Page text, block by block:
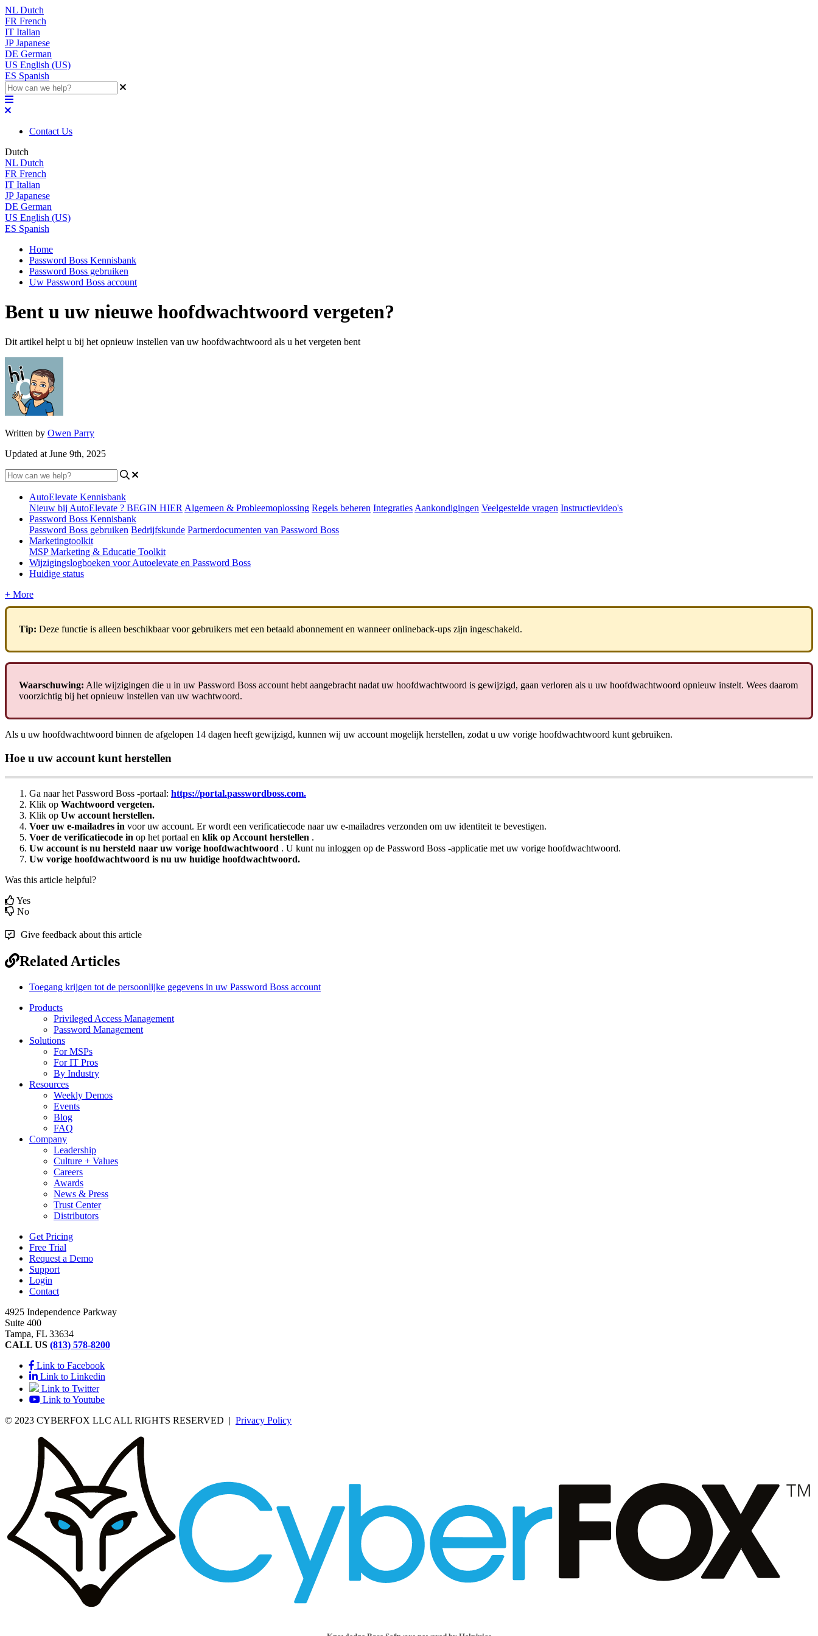
NL Dutch
FR French
IT Italian
JP Japanese
DE German
US English (US)
ES Spanish
Contact Us
Dutch
NL Dutch
FR French
IT Italian
JP Japanese
DE German
US English (US)
ES Spanish
Home
Password Boss Kennisbank
Password Boss gebruiken
Uw Password Boss account
Bent u uw nieuwe hoofdwachtwoord vergeten?
Dit artikel helpt u bij het opnieuw instellen van uw hoofdwachtwoord als u het vergeten bent
Written by Owen Parry
Updated at June 9th, 2025
AutoElevate Kennisbank
Nieuw bij AutoElevate ? BEGIN HIER Algemeen & Probleemoplossing Regels beheren Integraties Aankondigingen Veelgestelde vragen Instructievideo's
Password Boss Kennisbank
Password Boss gebruiken Bedrijfskunde Partnerdocumenten van Password Boss
Marketingtoolkit
MSP Marketing & Educatie Toolkit
Wijzigingslogboeken voor Autoelevate en Password Boss
Huidige status
+ More
Tip: Deze functie is alleen beschikbaar voor gebruikers met een betaald abonnement en wanneer onlineback-ups zijn ingeschakeld.
Waarschuwing: Alle wijzigingen die u in uw Password Boss account hebt aangebracht nadat uw hoofdwachtwoord is gewijzigd, gaan verloren als u uw hoofdwachtwoord opnieuw instelt. Wees daarom
voorzichtig bij het opnieuw instellen van uw wachtwoord.
Als u uw hoofdwachtwoord binnen de afgelopen 14 dagen heeft gewijzigd, kunnen wij uw account mogelijk herstellen, zodat u uw vorige hoofdwachtwoord kunt gebruiken.
Hoe u uw account kunt herstellen
Ga naar het Password Boss -portaal: https://portal.passwordboss.com.
Klik op Wachtwoord vergeten.
Klik op Uw account herstellen.
Voer uw e-mailadres in voor uw account. Er wordt een verificatiecode naar uw e-mailadres verzonden om uw identiteit te bevestigen.
Voer de verificatiecode in op het portaal en klik op Account herstellen .
Uw account is nu hersteld naar uw vorige hoofdwachtwoord . U kunt nu inloggen op de Password Boss -applicatie met uw vorige hoofdwachtwoord.
Uw vorige hoofdwachtwoord is nu uw huidige hoofdwachtwoord.
Was this article helpful?
Yes
No
Give feedback about this article
Related Articles
Toegang krijgen tot de persoonlijke gegevens in uw Password Boss account
Products
Privileged Access Management
Password Management
Solutions
For MSPs
For IT Pros
By Industry
Resources
Weekly Demos
Events
Blog
FAQ
Company
Leadership
Culture + Values
Careers
Awards
News & Press
Trust Center
Distributors
Get Pricing
Free Trial
Request a Demo
Support
Login
Contact
4925 Independence Parkway
Suite 400
Tampa, FL 33634
CALL US (813) 578-8200
Link to Facebook
Link to Linkedin
Link to Twitter
Link to Youtube
© 2023 CYBERFOX LLC ALL RIGHTS RESERVED | Privacy Policy